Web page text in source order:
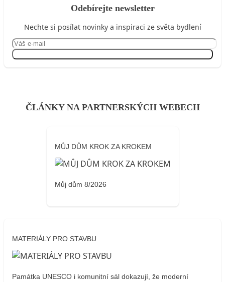
Odebírejte newsletter
Nechte si posílat novinky a inspiraci ze světa bydlení
ČLÁNKY NA PARTNERSKÝCH WEBECH
MŮJ DŮM KROK ZA KROKEM
Můj dům 8/2026
MATERIÁLY PRO STAVBU
Památka UNESCO i komunitní sál dokazují, že moderní